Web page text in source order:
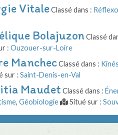
VitaleClassé dans :
BolajuzonClassé
: Ouzouer-sur-Loire
ManchecClassé dans :
sur : Saint-Denis-en-Val
Maudet Classé dans :
, Géobiologie Situé sur :